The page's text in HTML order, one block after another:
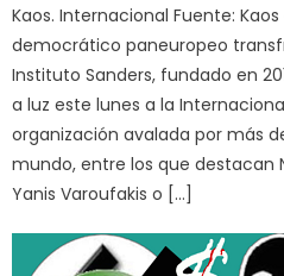
Kaos. Internacional Fuente:
democrático paneuropeo
Instituto Sanders, fundado en
a luz este lunes a la
organización avalada por más
mundo, entre los que destacan
Yanis Varoufakis o […]